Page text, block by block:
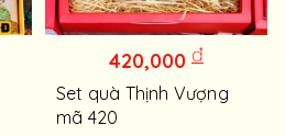
420,000 đ
Set quà Thịnh Vượng
mã 420